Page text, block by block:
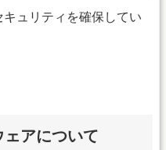
ュリティを確保してい
アについて